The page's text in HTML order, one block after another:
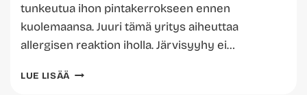
tunkeutua ihon pintakerrokseen ennen
kuolemaansa. Juuri tämä yritys aiheuttaa
allergisen reaktion iholla. Järvisyyhy ei…
LUE LISÄÄ JÄRVISYYHY